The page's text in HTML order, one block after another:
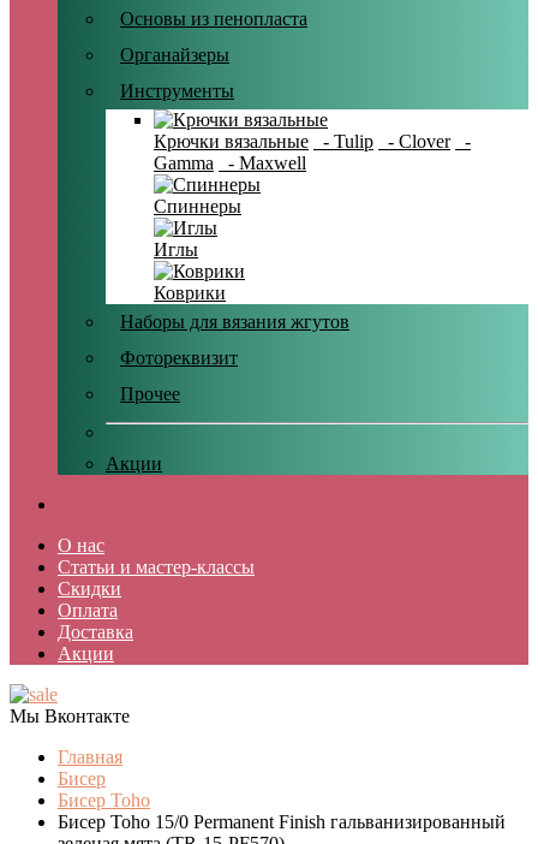
Основы из пенопласта
Органайзеры
Инструменты
Крючки вязальные - Tulip - Clover
-
Gamma
- Maxwell
Спиннеры
Иглы
Коврики
Наборы для вязания жгутов
Фотореквизит
Прочее
Акции
О нас
Статьи и мастер-классы
Скидки
Оплата
Доставка
Акции
Мы Вконтакте
Главная
Бисер
Бисер Toho
Бисер Toho 15/0 Permanent Finish гальванизированный